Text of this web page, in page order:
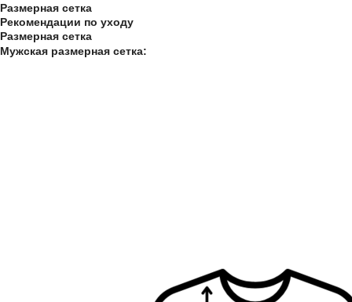
Размерная сетка
Рекомендации по уходу
Размерная сетка
Мужская размерная сетка: